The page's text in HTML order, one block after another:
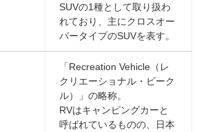
SUVの1種として取り扱わ
れており、主にクロスオー
バータイプのSUVを表す。
「Recreation Vehicle（レ
クリエーショナル・ビーク
ル）」の略称。
RVはキャンピングカーと
呼ばれているものの、日本